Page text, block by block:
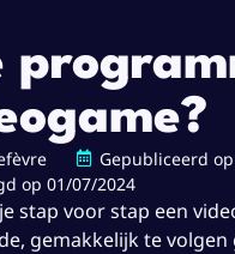
Gepubliceerd op
op 01/07/2024
stap voor stap een
gemakkelijk te volgen